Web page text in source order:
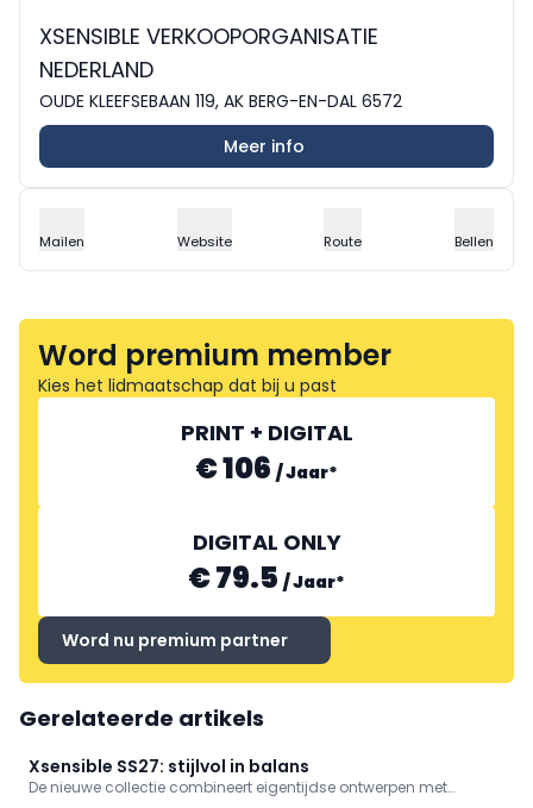
XSENSIBLE VERKOOPORGANISATIE
NEDERLAND
OUDE KLEEFSEBAAN 119, AK BERG-EN-DAL 6572
Meer info
Mailen Website Route Bellen
Word premium member
Kies het lidmaatschap dat bij u past
PRINT + DIGITAL
€ 106 /Jaar*
DIGITAL ONLY
€ 79.5 /Jaar*
Word nu premium partner
Gerelateerde artikels
Xsensible SS27: stijlvol in balans
De nieuwe collectie combineert eigentijdse ontwerpen met